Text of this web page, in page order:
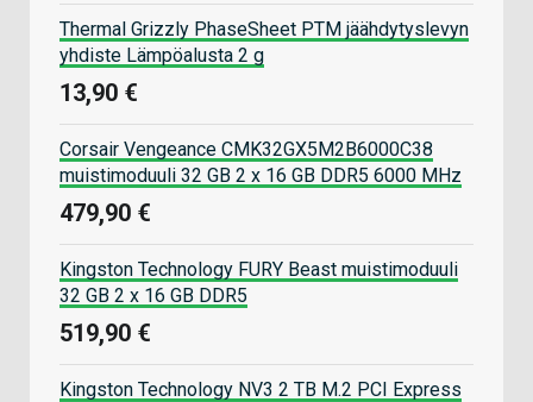
Thermal Grizzly PhaseSheet PTM jäähdytyslevyn
yhdiste Lämpöalusta 2 g
13,90 €
Corsair Vengeance CMK32GX5M2B6000C38
muistimoduuli 32 GB 2 x 16 GB DDR5 6000 MHz
479,90 €
Kingston Technology FURY Beast muistimoduuli
32 GB 2 x 16 GB DDR5
519,90 €
Kingston Technology NV3 2 TB M.2 PCI Express